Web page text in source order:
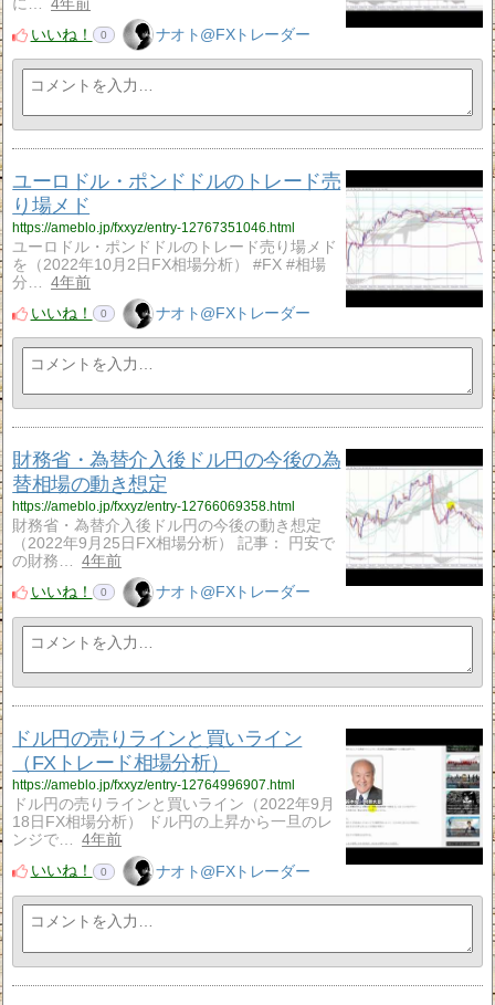
に…
4年前
いいね！
0 ナオト@FXトレーダー
ユーロドル・ポンドドルのトレード売
り場メド
https://ameblo.jp/fxxyz/entry-12767351046.html
ユーロドル・ポンドドルのトレード売り場メド
を（2022年10月2日FX相場分析） #FX #相場
分…
4年前
いいね！
0 ナオト@FXトレーダー
財務省・為替介入後ドル円の今後の為
替相場の動き想定
https://ameblo.jp/fxxyz/entry-12766069358.html
財務省・為替介入後ドル円の今後の動き想定
（2022年9月25日FX相場分析） 記事： 円安で
の財務…
4年前
いいね！
0 ナオト@FXトレーダー
ドル円の売りラインと買いライン
（FXトレード相場分析）
https://ameblo.jp/fxxyz/entry-12764996907.html
ドル円の売りラインと買いライン（2022年9月
18日FX相場分析） ドル円の上昇から一旦のレ
ンジで…
4年前
いいね！
0 ナオト@FXトレーダー